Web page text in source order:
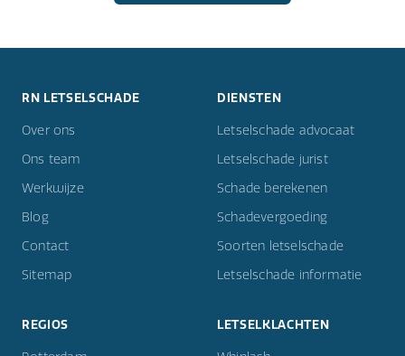
RN LETSELSCHADE
Over ons
Ons team
Werkwijze
Blog
Contact
Sitemap
DIENSTEN
Letselschade advocaat
Letselschade jurist
Schade berekenen
Schadevergoeding
Soorten letselschade
Letselschade informatie
REGIOS LETSELKLACHTEN